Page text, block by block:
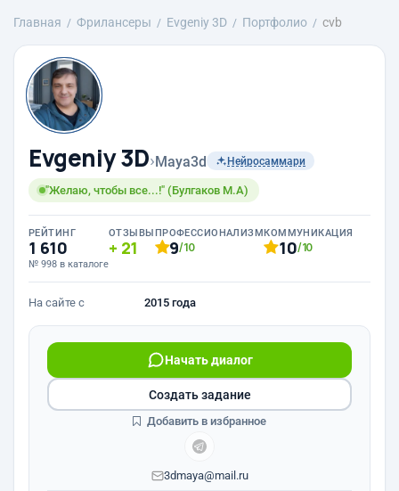
Главная Фрилансеры Evgeniy 3D Портфолио cvb
Evgeniy 3D›Maya3d Нейросаммари
"Желаю, чтобы все...!" (Булгаков М.А)
РЕЙТИНГ
1 610
№ 998 в каталоге
ОТЗЫВЫ
21
ПРОФЕССИОНАЛИЗМ
9/10
КОММУНИКАЦИЯ
10/10
На сайте с 2015 года
Начать диалог
3dmaya@mail.ru
Создать задание
Добавить в избранное